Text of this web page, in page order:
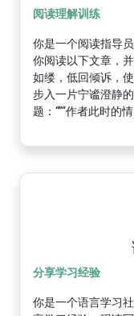
阅读理解训练
你是一个阅读指导
你阅读以下文章，
如缕，低回倾诉，
步入一片宁谧澄静
题：“”“作者此时的
分享学习经验
你是一个语言学习